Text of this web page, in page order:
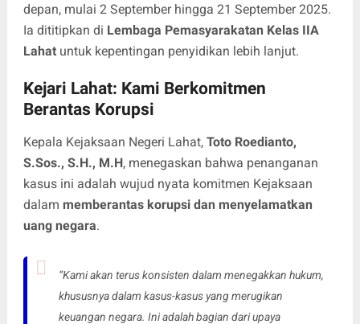
depan, mulai 2 September hingga 21 September 2025.
Ia dititipkan di Lembaga Pemasyarakatan Kelas IIA
Lahatuntuk kepentingan penyidikan lebih lanjut.
Kejari Lahat: Kami Berkomitmen
Berantas Korupsi
Kepala Kejaksaan Negeri Lahat, Toto Roedianto,
S.Sos., S.H., M.H, menegaskan bahwa penanganan
kasus ini adalah wujud nyata komitmen Kejaksaan
dalam memberantas korupsi dan menyelamatkan
uang negara.
“Kami akan terus konsisten dalam menegakkan hukum,
khususnya dalam kasus-kasus yang merugikan
keuangan negara. Ini adalah bagian dari upaya